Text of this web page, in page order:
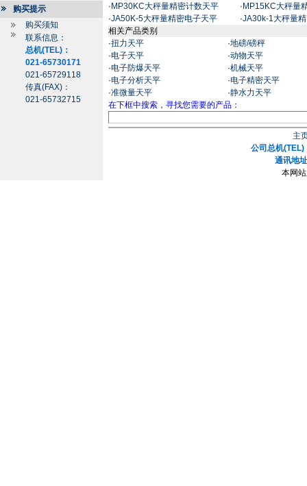
购买提示
购买须知
联系信息：
总机(TEL)：
021-65730171
021-65729118
传真(FAX)：
021-65732715
· MP30KC大秤量精密计数天平 · MP15KC大秤量
·JA50K-5大秤量精密电子天平 ·JA30k-1大秤量
相关产品类别
·扭力天平 ·地磅/磅秤
·电子天平 ·动物天平
·电子防爆天平 ·机械天平
·电子分析天平 ·电子精密天平
·准微量天平 ·静水力天平
在下框中搜索，寻找您需要的产品：
主
公司总机
通讯地
本网